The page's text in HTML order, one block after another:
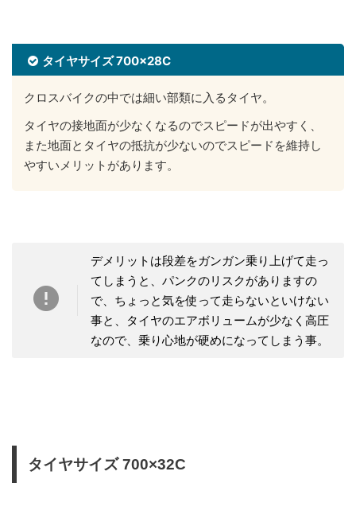
タイヤサイズ 700×28C
クロスバイクの中では細い部類に入るタイヤ。
タイヤの接地面が少なくなるのでスピードが出やすく、
また地面とタイヤの抵抗が少ないのでスピードを維持し
やすいメリットがあります。
デメリットは段差をガンガン乗り上げて走っ
てしまうと、パンクのリスクがありますの
で、ちょっと気を使って走らないといけない
事と、タイヤのエアボリュームが少なく高圧
なので、乗り心地が硬めになってしまう事。
タイヤサイズ 700×32C